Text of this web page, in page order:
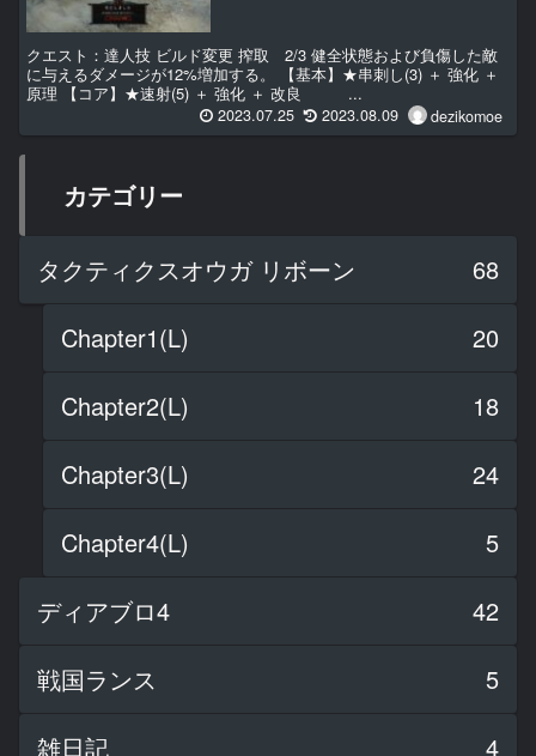
クエスト：達人技 ビルド変更 搾取 2/3 健全状態および負傷した敵
に与えるダメージが12%増加する。 【基本】★串刺し(3) ＋ 強化 ＋
原理 【コア】★速射(5) ＋ 強化 ＋ 改良 ...
2023.07.25 2023.08.09 dezikomoe
カテゴリー
タクティクスオウガ リボーン
68
Chapter1(L)
20
Chapter2(L)
18
Chapter3(L)
24
Chapter4(L)
5
ディアブロ4
42
戦国ランス
5
雑日記
4